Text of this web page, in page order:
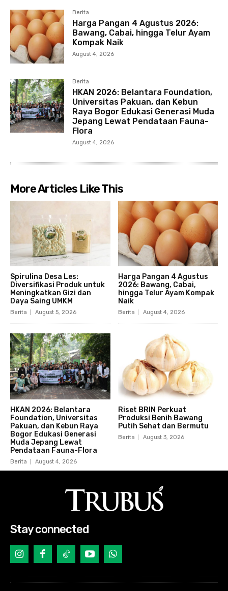
Berita
Harga Pangan 4 Agustus 2026:
Bawang, Cabai, hingga Telur Ayam
Kompak Naik
August 4, 2026
Berita
HKAN 2026: Belantara Foundation,
Universitas Pakuan, dan Kebun
Raya Bogor Edukasi Generasi Muda
Jepang Lewat Pendataan Fauna-
Flora
August 4, 2026
More Articles Like This
Spirulina Desa Les:
Diversifikasi Produk untuk
Meningkatkan Gizi dan
Daya Saing UMKM
Berita August 5, 2026
Harga Pangan 4 Agustus
2026: Bawang, Cabai,
hingga Telur Ayam Kompak
Naik
Berita August 4, 2026
HKAN 2026: Belantara
Foundation, Universitas
Pakuan, dan Kebun Raya
Bogor Edukasi Generasi
Muda Jepang Lewat
Pendataan Fauna-Flora
Berita August 4, 2026
Riset BRIN Perkuat
Produksi Benih Bawang
Putih Sehat dan Bermutu
Berita August 3, 2026
Stay connected